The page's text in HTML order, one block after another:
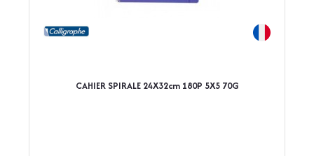
CAHIER SPIRALE 24X32cm 180P 5X5 70G